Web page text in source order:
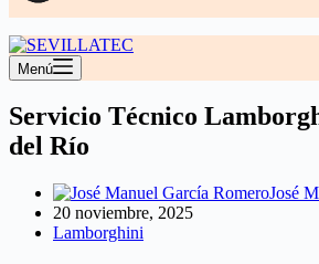
Menú
Servicio Técnico
del Río
José
20 noviembre, 2025
Lamborghini